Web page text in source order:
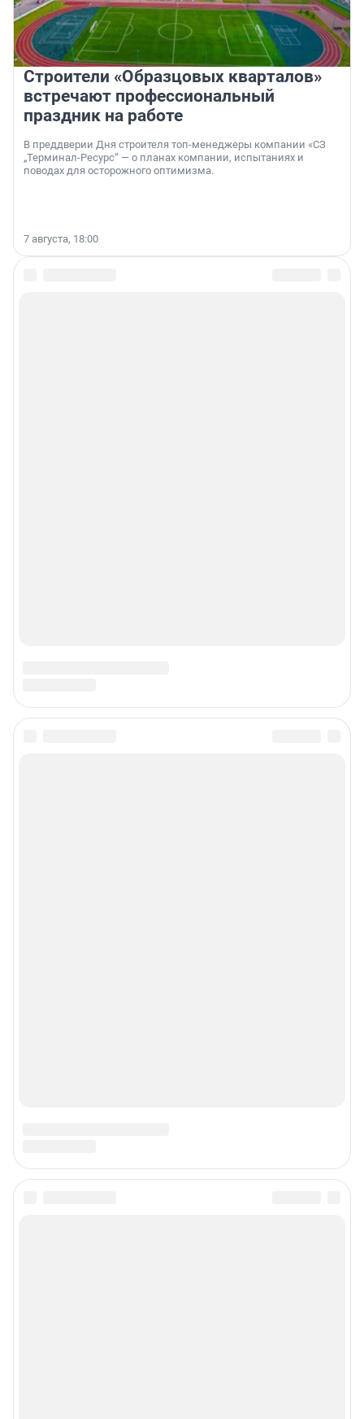
Строители «Образцовых кварталов»
встречают профессиональный
праздник на работе
В преддверии Дня строителя топ-менеджеры компании «СЗ
„Терминал-Ресурс“ — о планах компании, испытаниях и
поводах для осторожного оптимизма.
7 августа, 18:00